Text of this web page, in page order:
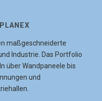
maßgeschneiderte
Industrie. Das Portfolio
über Wandpaneele bis
und